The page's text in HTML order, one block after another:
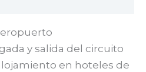
y salida del circuito
en hoteles de